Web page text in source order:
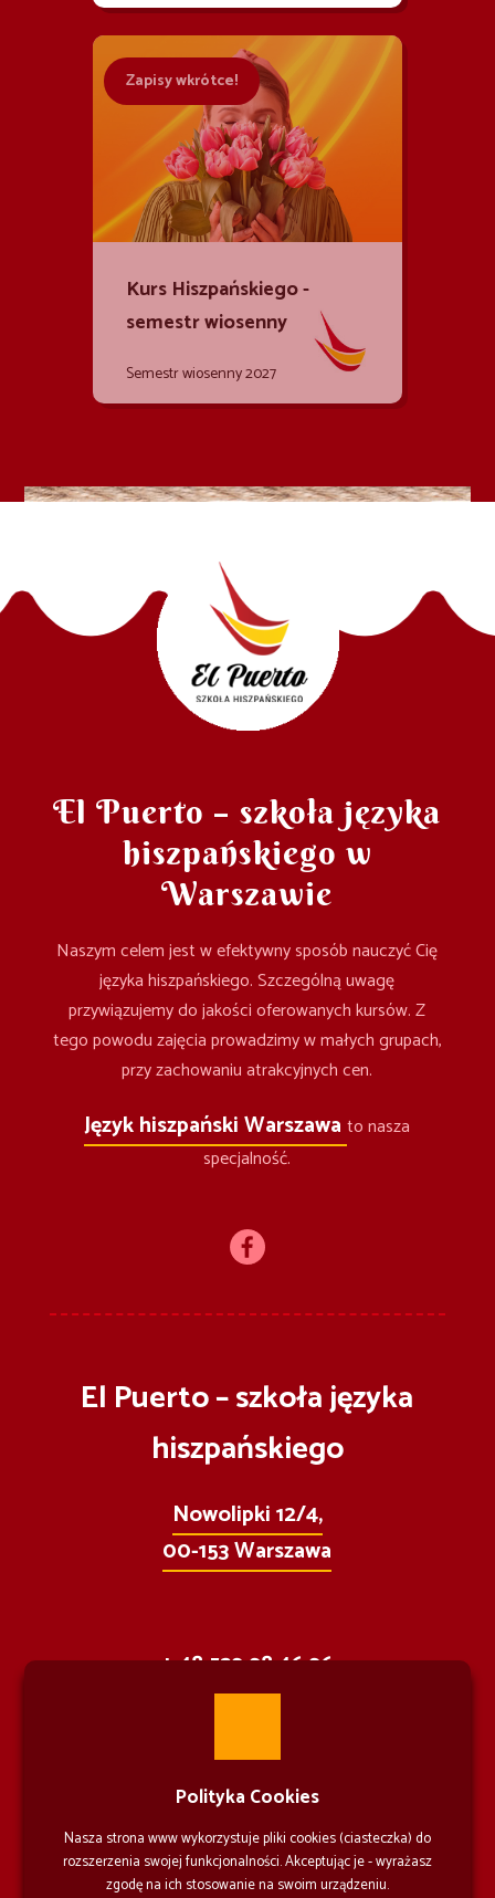
Zapisy wkrótce!
Kurs Hiszpańskiego -
semestr wiosenny
Semestr wiosenny 2027
El Puerto – szkoła języka
hiszpańskiego w
Warszawie
Naszym celem jest w efektywny sposób nauczyć Cię
języka hiszpańskiego. Szczególną uwagę
przywiązujemy do jakości oferowanych kursów. Z
tego powodu zajęcia prowadzimy w małych grupach,
przy zachowaniu atrakcyjnych cen.
Język hiszpański Warszawato nasza
specjalność.
El Puerto – szkoła języka
hiszpańskiego
Nowolipki 12/4,
00-153 Warszawa
+ 48 539 98 46 96
info@elpuerto.pl
⚐ Zgłoś problem ze stroną
Polityka Cookies
Nasza strona www wykorzystuje pliki cookies (ciasteczka) do
rozszerzenia swojej funkcjonalności. Akceptując je - wyrażasz
zgodę na ich stosowanie na swoim urządzeniu.